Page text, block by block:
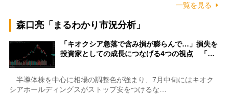
一覧を見る
森口亮「まるわかり市況分析」
「キオクシア急落で含み損が膨らんで…」損失を
投資家としての成長につなげる4つの視点 「…
半導体株を中心に相場の調整色が強まり、7月中旬にはキオク
シアホールディングスがストップ安をつけるな…